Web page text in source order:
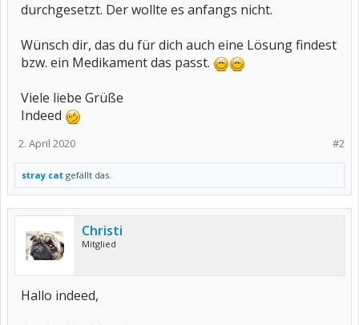
durchgesetzt. Der wollte es anfangs nicht.
Wünsch dir, das du für dich auch eine Lösung findest
bzw. ein Medikament das passt.
Viele liebe Grüße
Indeed
#2
2. April 2020
stray cat gefällt das.
Christi
Mitglied
Hallo indeed,